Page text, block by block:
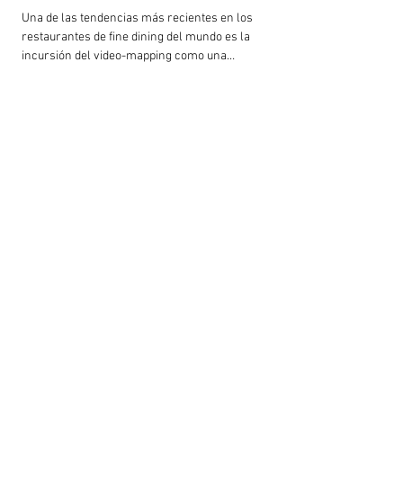
Una de las tendencias más recientes en los
restaurantes de fine dining del mundo es la
incursión del video-mapping como una